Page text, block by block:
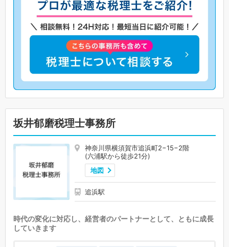
坂井郁磨税理士事務所
神奈川県横須賀市追浜町2−15−2階
(六浦駅から徒歩21分)
地図
追浜駅
時代の変化に対応し、経営者のパートナーとして、ともに成長
していきます